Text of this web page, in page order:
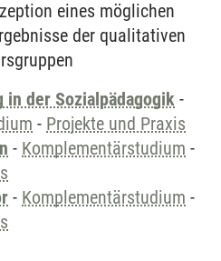
eines möglichen
der qualitativen
in der Sozialpädagogik -
- Projekte und Praxis
- Komplementärstudium -
- Komplementärstudium -